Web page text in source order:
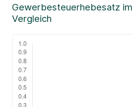
Gewerbesteuerhebesatz
Vergleich